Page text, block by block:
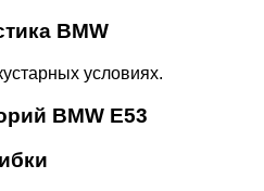
BMW
условиях.
BMW E53